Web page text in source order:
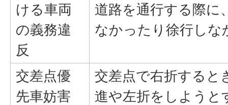
ける車両
の義務違
反
道路を通行する際に
なかったり徐行しな
交差点優
先車妨害
交差点で右折すると
進や左折をしようと